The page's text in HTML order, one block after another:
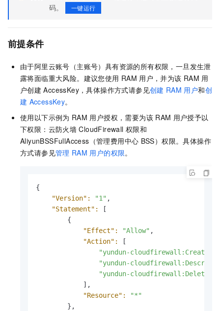
码。
一键运行
前提条件
由于阿里云账号（主账号）具有资源的所有权限，一旦发生泄
露将面临重大风险。建议您使用 RAM 用户，并为该 RAM 用
户创建 AccessKey，具体操作方式请参见创建 RAM 用户和创
建 AccessKey。
使用以下示例为 RAM 用户授权，需要为该 RAM 用户授予以
下权限：云防火墙 CloudFirewall 权限和
AliyunBSSFullAccess（管理费用中心 BSS）权限。具体操作
方式请参见管理 RAM 用户的权限。
{
"Version":
"1" ,
"Statement":
[
        {
"Effect":
"Allow" ,
"Action":
[
"yundun-
"yundun-
"yundun-
            ],
"Resource":
"*"
        },